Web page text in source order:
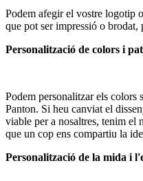
Podem afegir el vostre logotip
que pot ser impressió o brodat,
Personalització de colors i
Podem personalitzar els colors
Panton. Si heu canviat el
viable per a nosaltres, tenim el
que un cop ens compartiu la
Personalització de la mida i